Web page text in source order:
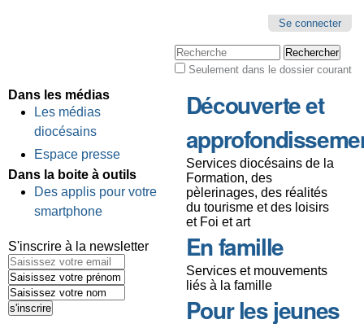
Se connecter
Chercher par
Seulement dans le dossier courant
Dans les médias
Les médias
diocésains
Espace presse
Dans la boite à outils
Des applis pour votre
smartphone
S'inscrire à la newsletter
Découverte et
Services diocésains de la
Formation, des
pèlerinages, des réalités
du tourisme et des loisirs
et Foi et art
En famille
Services et mouvements
liés à la famille
Pour les jeunes